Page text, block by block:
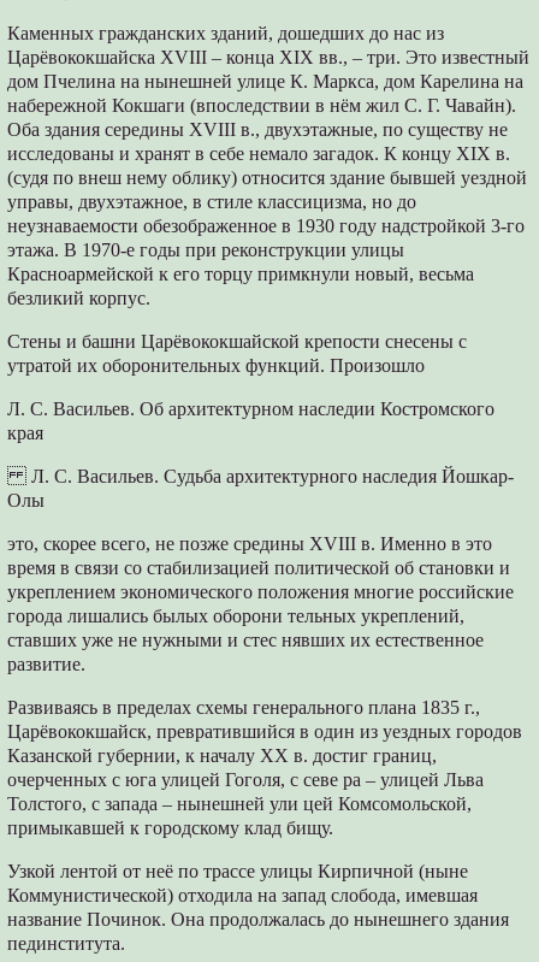
Каменных гражданских зданий, дошедших до нас из
Царёвококшайска XVIII – конца XIX вв., – три. Это известный
дом Пчелина на нынешней улице К. Маркса, дом Карелина на
набережной Кокшаги (впоследствии в нём жил С. Г. Чавайн).
Оба здания середины XVIII в., двухэтажные, по существу не
исследованы и хранят в себе немало загадок. К концу XIX в.
(судя по внеш нему облику) относится здание бывшей уездной
управы, двухэтажное, в стиле классицизма, но до
неузнаваемости обезображенное в 1930 году надстройкой 3-го
этажа. В 1970-е годы при реконструкции улицы
Красноармейской к его торцу примкнули новый, весьма
безликий корпус.
Стены и башни Царёвококшайской крепости снесены с
утратой их оборонительных функций. Произошло
Л. С. Васильев. Об архитектурном наследии Костромского
края
Л. С. Васильев. Судьба архитектурного наследия Йошкар-
Олы
это, скорее всего, не позже средины XVIII в. Именно в это
время в связи со стабилизацией политической об становки и
укреплением экономического положения многие российские
города лишались былых оборони тельных укреплений,
ставших уже не нужными и стес нявших их естественное
развитие.
Развиваясь в пределах схемы генерального плана 1835 г.,
Царёвококшайск, превратившийся в один из уездных городов
Казанской губернии, к началу XX в. достиг границ,
очерченных с юга улицей Гоголя, с севе ра – улицей Льва
Толстого, с запада – нынешней ули цей Комсомольской,
примыкавшей к городскому клад бищу.
Узкой лентой от неё по трассе улицы Кирпичной (ныне
Коммунистической) отходила на запад слобода, имевшая
название Починок. Она продолжалась до нынешнего здания
пединститута.